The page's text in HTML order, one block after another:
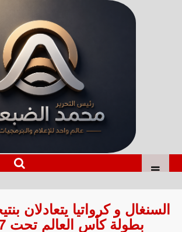
بطولة كأس العالم تحت 17 عاما.